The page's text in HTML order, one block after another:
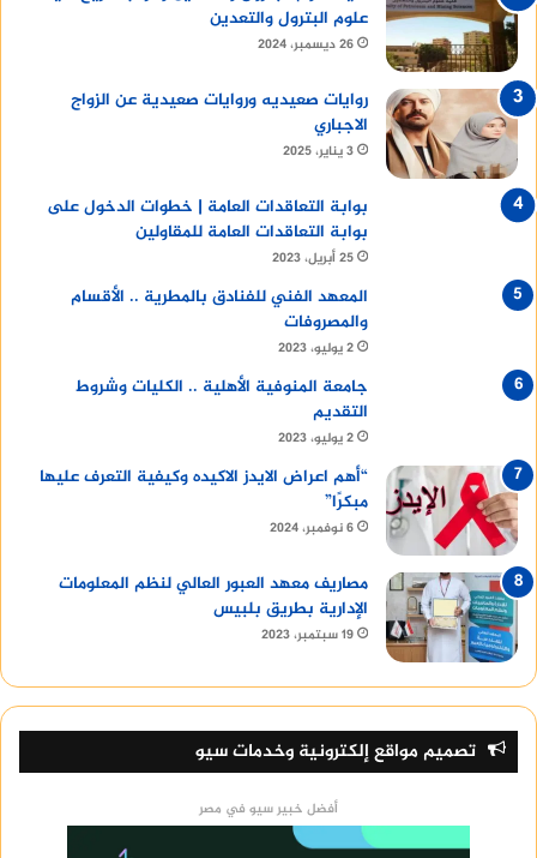
علوم البترول والتعدين
26 ديسمبر، 2024
روايات صعيديه وروايات صعيدية عن الزواج
الاجباري
3 يناير، 2025
بوابة التعاقدات العامة | خطوات الدخول على
بوابة التعاقدات العامة للمقاولين
25 أبريل، 2023
المعهد الفني للفنادق بالمطرية .. الأقسام
والمصروفات
2 يوليو، 2023
جامعة المنوفية الأهلية .. الكليات وشروط
التقديم
2 يوليو، 2023
“أهم اعراض الايدز الاكيده وكيفية التعرف عليها
مبكرًا”
6 نوفمبر، 2024
مصاريف معهد العبور العالي لنظم المعلومات
الإدارية بطريق بلبيس
19 سبتمبر، 2023
تصميم مواقع إلكترونية وخدمات سيو
أفضل خبير سيو في مصر